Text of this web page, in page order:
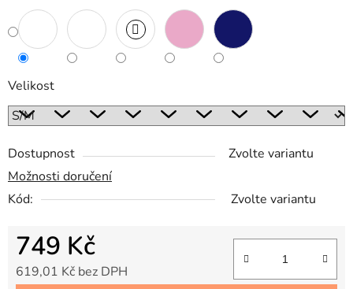
Velikost
Dostupnost
Zvolte variantu
Možnosti doručení
Kód:
Zvolte variantu
749 Kč
619,01 Kč bez DPH